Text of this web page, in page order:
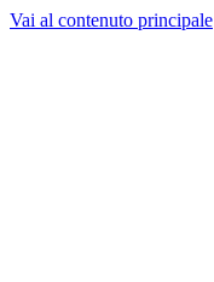
Vai al contenuto principale